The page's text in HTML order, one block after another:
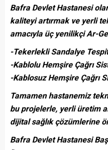
Bafra Devlet Hastanesi
kaliteyi artırmak ve yerli
amacıyla üç yenilikçi Ar-
-Tekerlekli Sandalye
-Kablolu Hemşire Çağrı
-Kablosuz Hemşire Çağrı
Tamamen hastanemiz
bu projelerle, yerli üretim
dijital sağlık çözümlerine
Bafra Devlet Hastanesi